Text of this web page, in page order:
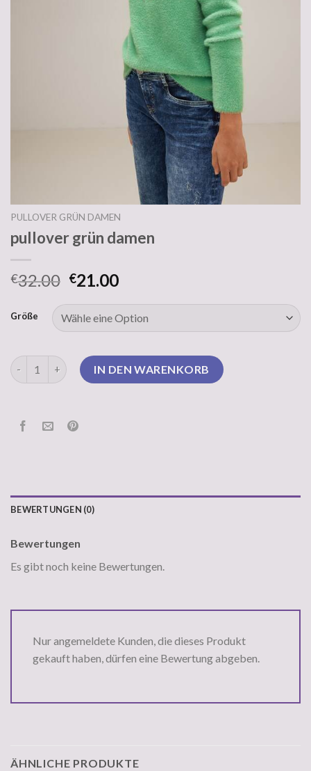
PULLOVER GRÜN DAMEN
pullover grün damen
€32.00 €21.00
Größe
pullover grün damen MengeIN DEN WARENKORB
BEWERTUNGEN (0)
Bewertungen
Es gibt noch keine Bewertungen.
Nur angemeldete Kunden, die dieses Produkt
gekauft haben, dürfen eine Bewertung abgeben.
ÄHNLICHE PRODUKTE